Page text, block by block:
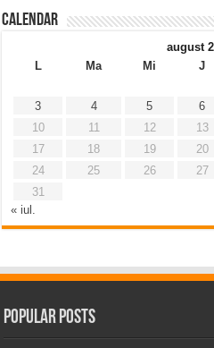
Calendar
august
L
Ma Mi J
3
4 5 6
10
11 12 13
17
18 19 20
24
25 26 27
31
« iul.
Popular Posts